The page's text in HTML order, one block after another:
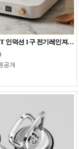
인덕션 1구 전기레인져 강
공개